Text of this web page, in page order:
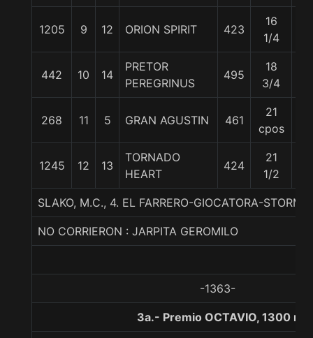
1205 9 12 ORION SPIRIT 423
16
1/4
442 10 14
PRETOR
PEREGRINUS
495
18
3/4
268 11 5 GRAN AGUSTIN 461
21
cpos
1245 12 13
TORNADO
HEART
424
21
1/2
SLAKO, M.C., 4. EL FARRERO-GIOCATORA-
NO CORRIERON : JARPITA GEROMILO
-1363-
3a.- Premio OCTAVIO, 1300